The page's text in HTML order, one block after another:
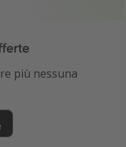
più nessuna